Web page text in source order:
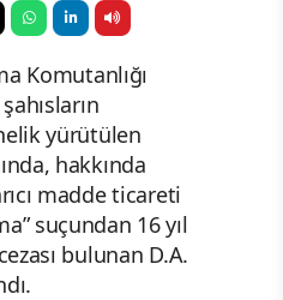
Komutanlığı
yürütülen
hakkında
madde ticareti
suçundan 16 yıl
bulunan D.A.